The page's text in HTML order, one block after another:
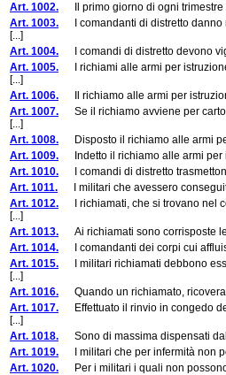
Art. 1002. Il primo giorno di ogni trimestre
Art. 1003. I comandanti di distretto danno
[...]
Art. 1004. I comandi di distretto devono
Art. 1005. I richiami alle armi per
[...]
Art. 1006. Il richiamo alle armi per
Art. 1007. Se il richiamo avviene per
[...]
Art. 1008. Disposto il richiamo alle armi
Art. 1009. Indetto il richiamo alle armi per
Art. 1010. I comandi di distretto
Art. 1011. I militari che avessero
Art. 1012. I richiamati, che si trovano nel
[...]
Art. 1013. Ai richiamati sono corrisposte le
Art. 1014. I comandanti dei corpi cui
Art. 1015. I militari richiamati debbono
[...]
Art. 1016. Quando un richiamato,
Art. 1017. Effettuato il rinvio in congedo
[...]
Art. 1018. Sono di massima dispensati
Art. 1019. I militari che per infermità non
Art. 1020. Per i militari i quali non possono